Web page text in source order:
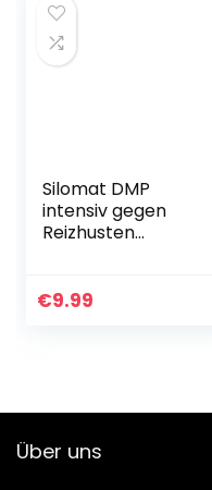
Silomat DMP
intensiv gegen
Reizhusten
€9.99
Über uns